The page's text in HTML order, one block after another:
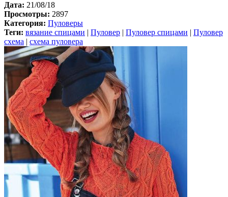
Дата: 21/08/18
Просмотры: 2897
Категория: Пуловеры
Теги: вязание спицами Пуловер Пуловер спицами
Пуловер
схема
схема пуловера